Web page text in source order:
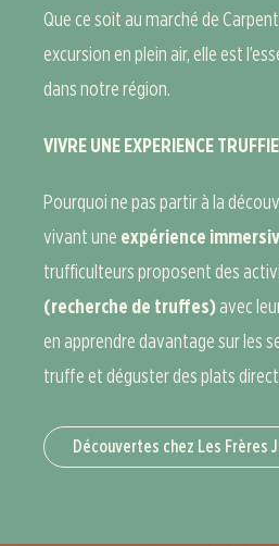
Que ce soit au marché de
excursion en plein air, elle est
dans notre région.
VIVRE UNE EXPERIENCE
Pourquoi ne pas partir à la
vivant une expérience
trufficulteurs proposent des
(recherche de truffes)avec
en apprendre davantage sur les
truffe et déguster des plats
Découvertes chez Les Frères